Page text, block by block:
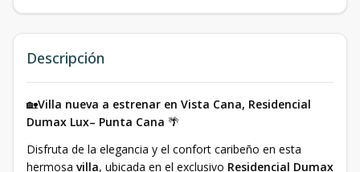
Descripción
🏡Villa nueva a estrenar en Vista Cana, Residencial
Dumax Lux– Punta Cana 🌴
Disfruta de la elegancia y el confort caribeño en esta
hermosa villa, ubicada en el exclusivo Residencial Dumax